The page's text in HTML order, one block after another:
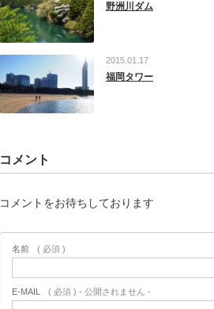
野洲川ダム
2015.01.17
福岡タワー
コメント
コメントをお待ちしております
名前 ( 必須 )
E-MAIL ( 必須 ) - 公開されません -